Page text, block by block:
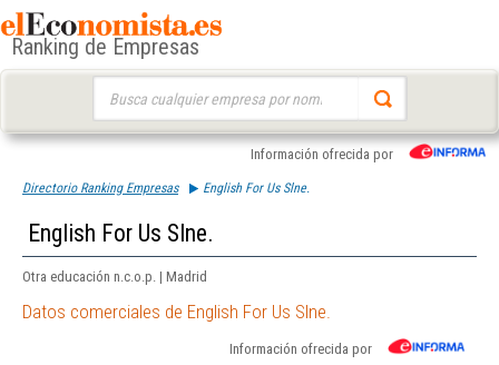
Ranking de Empresas
Información ofrecida por
Directorio Ranking Empresas English For Us Slne.
English For Us Slne.
Otra educación n.c.o.p. | Madrid
Datos comerciales de English For Us Slne.
Información ofrecida por